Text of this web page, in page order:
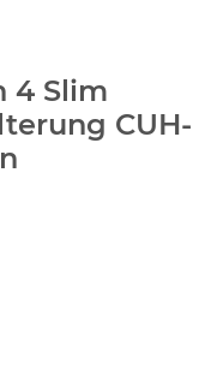
4 Slim
CUH-